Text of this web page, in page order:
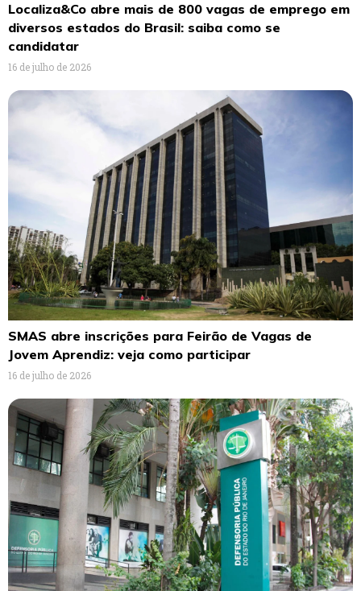
Localiza&Co abre mais de 800 vagas de emprego em
diversos estados do Brasil: saiba como se
candidatar
16 de julho de 2026
SMAS abre inscrições para Feirão de Vagas de
Jovem Aprendiz: veja como participar
16 de julho de 2026